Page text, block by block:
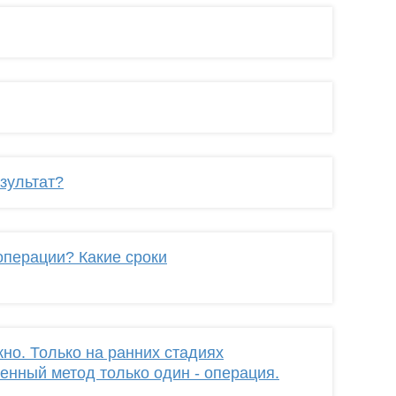
Какие сроки
Только на ранних стадиях
метод только один - операция.